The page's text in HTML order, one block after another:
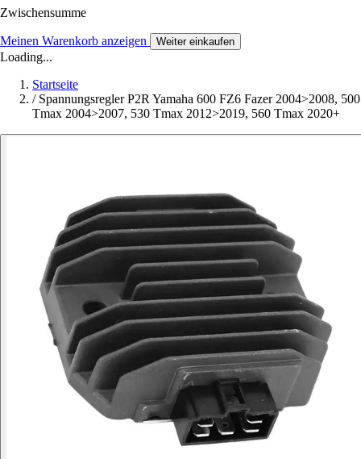
Zwischensumme
Meinen Warenkorb anzeigen Weiter einkaufen
Loading...
Startseite
/ Spannungsregler P2R Yamaha 600 FZ6 Fazer 2004>2008, 500
Tmax 2004>2007, 530 Tmax 2012>2019, 560 Tmax 2020+